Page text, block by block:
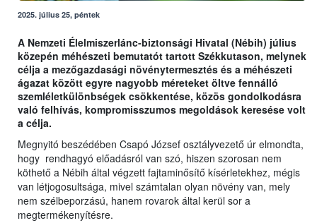
2025. július 25, péntek
A Nemzeti Élelmiszerlánc-biztonsági Hivatal (Nébih) július
közepén méhészeti bemutatót tartott Székkutason, melynek
célja a mezőgazdasági növénytermesztés és a méhészeti
ágazat között egyre nagyobb méreteket öltve fennálló
szemléletkülönbségek csökkentése, közös gondolkodásra
való felhívás, kompromisszumos megoldások keresése volt
a célja.
Megnyitó beszédében Csapó József osztályvezető úr elmondta,
hogy rendhagyó előadásról van szó, hiszen szorosan nem
köthető a Nébih által végzett fajtaminősítő kísérletekhez, mégis
van létjogosultsága, mivel számtalan olyan növény van, mely
nem szélbeporzású, hanem rovarok által kerül sor a
megtermékenyítésre.